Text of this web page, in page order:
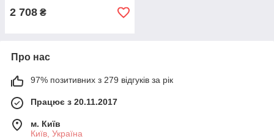
2 708 ₴
Про нас
97% позитивних з 279 відгуків за рік
Працює з 20.11.2017
м. Київ
Київ, Україна